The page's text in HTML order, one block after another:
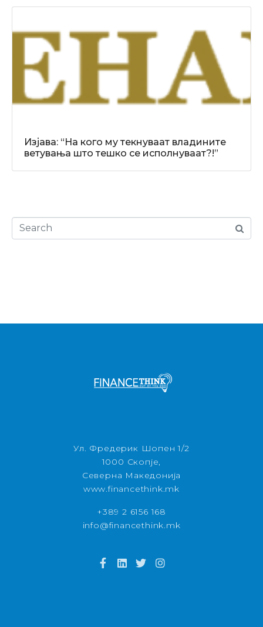
Изјава: “На кого му текнуваат владините
ветувања што тешко се исполнуваат?!”
Ул. Фредерик Шопен 1/2
1000 Скопје,
Северна Македонија
www.financethink.mk
+389 2 6156 168
info@financethink.mk